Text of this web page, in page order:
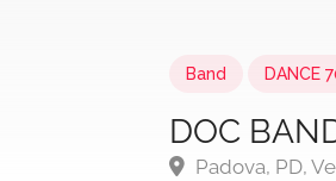
Band DANCE
DOC
Padova, PD,